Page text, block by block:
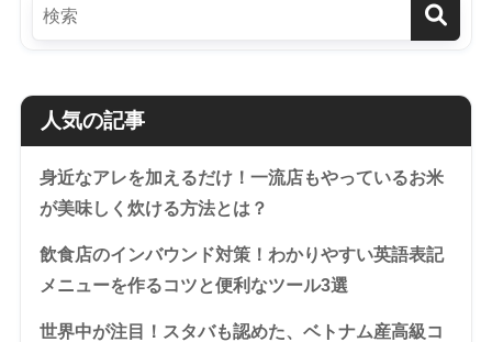
人気の記事
身近なアレを加えるだけ！一流店もやっているお米
が美味しく炊ける方法とは？
飲食店のインバウンド対策！わかりやすい英語表記
メニューを作るコツと便利なツール3選
世界中が注目！スタバも認めた、ベトナム産高級コ